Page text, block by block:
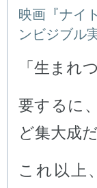
映画『ナイ
ンビジブル
「生まれ
要するに
ど集大成だ
これ以上